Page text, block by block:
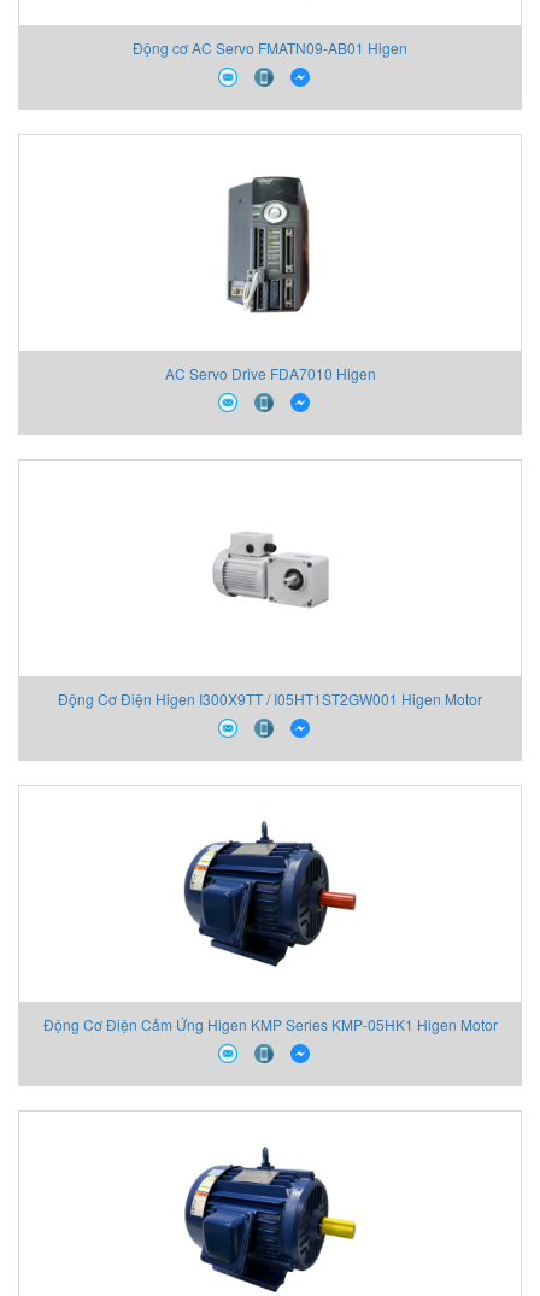
Động cơ AC Servo FMATN09-AB01 Higen
AC Servo Drive FDA7010 Higen
Động Cơ Điện Higen I300X9TT / I05HT1ST2GW001 Higen Motor
Động Cơ Điện Cảm Ứng Higen KMP Series KMP-05HK1 Higen Motor